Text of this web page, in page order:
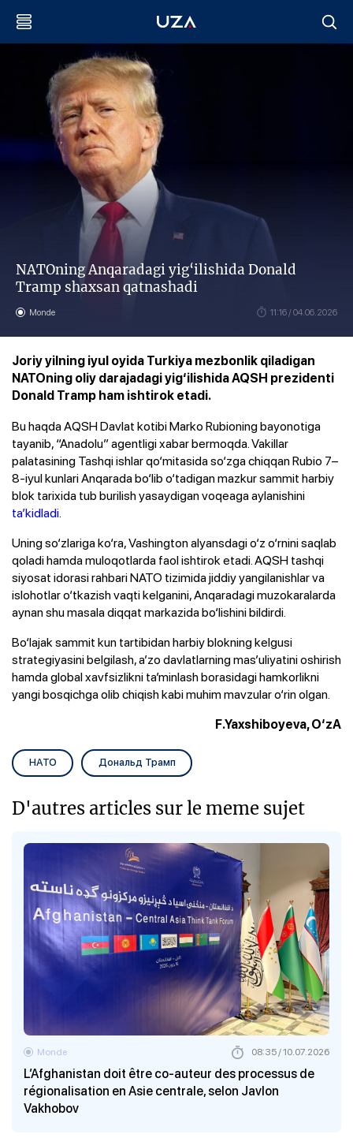
NATOning Anqaradagi yig‘ilishida Donald
Tramp shaxsan qatnashadi
Monde 11:16 / 04.06.2026
Joriy yilning iyul oyida Turkiya mezbonlik qiladigan
NATOning oliy darajadagi yig‘ilishida AQSH prezidenti
Donald Tramp ham ishtirok etadi.
Bu haqda AQSH Davlat kotibi Marko Rubioning bayonotiga
tayanib, “Anadolu” agentligi xabar bermoqda. Vakillar
palatasining Tashqi ishlar qo‘mitasida so‘zga chiqqan Rubio 7–
8-iyul kunlari Anqarada bo‘lib o‘tadigan mazkur sammit harbiy
blok tarixida tub burilish yasaydigan voqeaga aylanishini
ta’kidladi.
Uning so‘zlariga ko‘ra, Vashington alyansdagi o‘z o‘rnini saqlab
qoladi hamda muloqotlarda faol ishtirok etadi. AQSH tashqi
siyosat idorasi rahbari NATO tizimida jiddiy yangilanishlar va
islohotlar o‘tkazish vaqti kelganini, Anqaradagi muzokaralarda
aynan shu masala diqqat markazida bo‘lishini bildirdi.
Bo‘lajak sammit kun tartibidan harbiy blokning kelgusi
strategiyasini belgilash, a’zo davlatlarning mas’uliyatini oshirish
hamda global xavfsizlikni ta’minlash borasidagi hamkorlikni
yangi bosqichga olib chiqish kabi muhim mavzular o‘rin olgan.
F.Yaxshiboyeva, O‘zA
НАТО Дональд Трамп
D'autres articles sur le meme sujet
L’Afghanistan doit être co-auteur des processus de
régionalisation en Asie centrale, selon Javlon
Vakhobov
Monde 08:35 / 10.07.2026